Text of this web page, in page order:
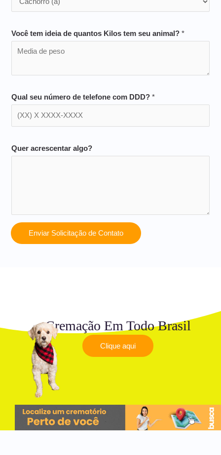
Você tem ideia de quantos Kilos tem seu animal?*
Qual seu número de telefone com DDD?*
Quer acrescentar algo?
Enviar Solicitação de Contato
Cremação Em Todo Brasil
Clique aqui